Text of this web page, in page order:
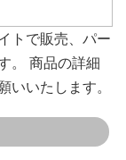
トで販売、パー
。 商品の詳細
いいたします。